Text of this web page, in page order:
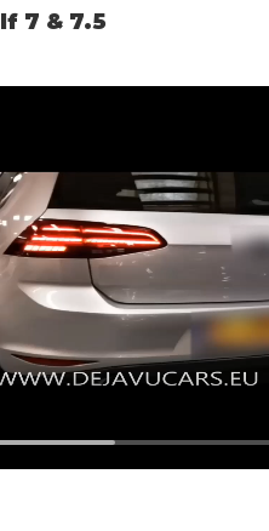
7 & 7.5